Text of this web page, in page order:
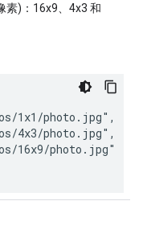
素)：16x9、4x3 和
1x1/photo.jpg",
4x3/photo.jpg",
16x9/photo.jpg"